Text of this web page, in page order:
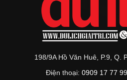
198/9A Hồ Văn Huê, P.9, Q.
Điện thoại: 0909 17 77